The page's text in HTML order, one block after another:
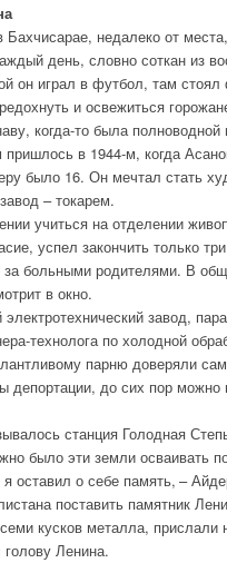
недалеко от
день, словно соткан из
он играл в футбол, там стоял
и освежиться
когда-то была
в 1944‑м, когда
было 16. Он мечтал стать
– токарем.
учиться на отделении
успел закончить только
за больными родителями. В
в окно.
завод,
технолога по холодной
парню доверяли
депортации, до сих пор можно
станция Голодная
было эти земли осваивать
оставил о себе память, –
поставить памятник
кусков металла, прислали
Ленина.